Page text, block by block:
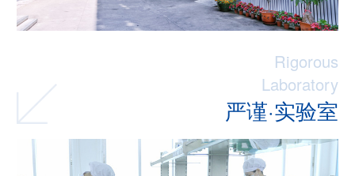
Rigorous
Laboratory
严谨·实验室